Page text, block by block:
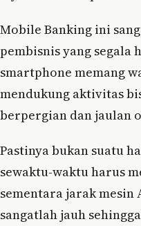
Mobile Banking ini
pembisnis yang segala
smartphone memang
mendukung aktivitas
berpergian dan jaulan
Pastinya bukan suatu
sewaktu-waktu harus
sementara jarak mesin
sangatlah jauh